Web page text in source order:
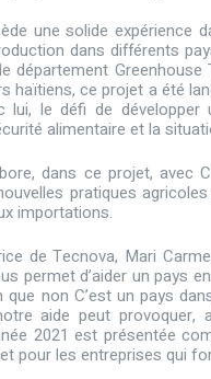
une solide expérience
dans différents
département
haïtiens, ce projet a été
lui, le défi de
alimentaire et la
dans ce projet, avec
pratiques
importations.
de Tecnova, Mari
permet d’aider un pays
que non C’est un pays
aide peut provoquer,
2021 est présentée
pour les entreprises qui